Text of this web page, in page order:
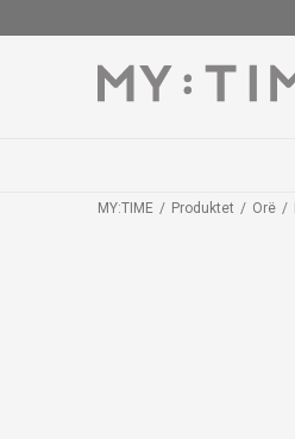
MY:TIME Produktet Orë